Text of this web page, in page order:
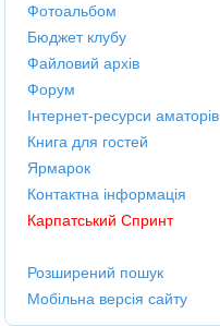
Фотоальбом
Бюджет клубу
Файловий архів
Форум
Інтернет-ресурси аматорів
Книга для гостей
Ярмарок
Контактна інформація
Карпатський Спринт
Розширений пошук
Мобільна версія сайту